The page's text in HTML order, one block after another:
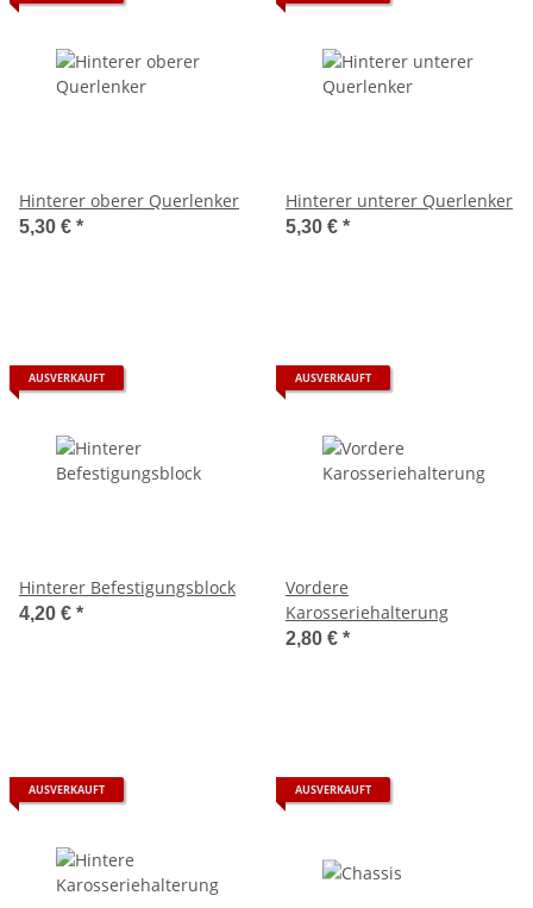
Hinterer oberer Querlenker
5,30 € *
Hinterer unterer Querlenker
5,30 € *
AUSVERKAUFT
Hinterer Befestigungsblock
4,20 € *
AUSVERKAUFT
Vordere
Karosseriehalterung
2,80 € *
AUSVERKAUFT AUSVERKAUFT